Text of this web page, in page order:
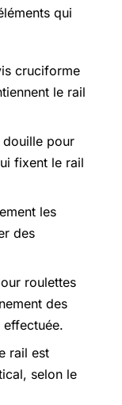
qui
cruciforme
le rail
douille pour
fixent le rail
les
des
roulettes
des
rail est
selon le